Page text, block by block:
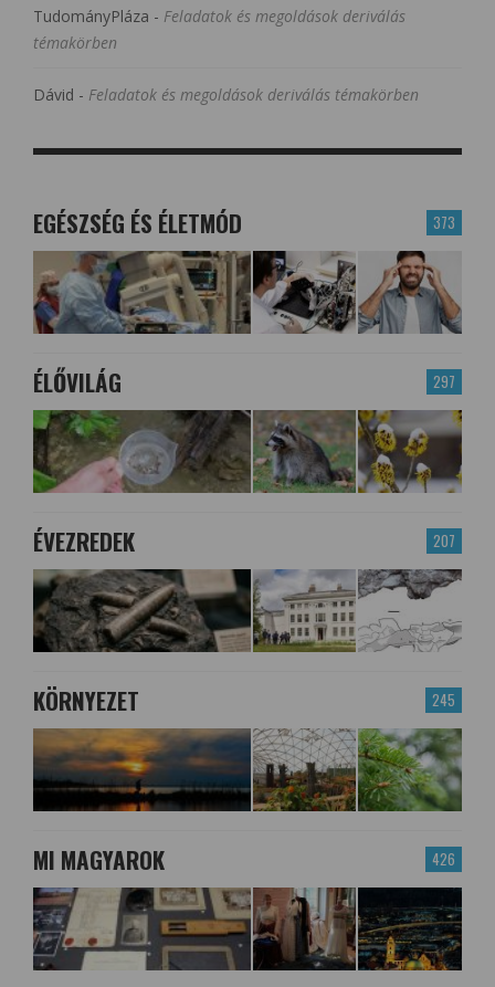
TudományPláza - Feladatok és megoldások deriválás
témakörben
Dávid - Feladatok és megoldások deriválás témakörben
373
EGÉSZSÉG ÉS ÉLETMÓD
297
ÉLŐVILÁG
207
ÉVEZREDEK
245
KÖRNYEZET
426
MI MAGYAROK